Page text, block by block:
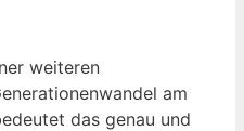
weiteren
am
das genau und